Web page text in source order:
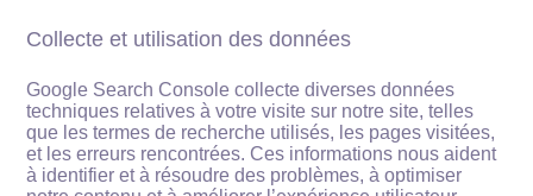
Collecte et utilisation des données
Google Search Console collecte diverses données
techniques relatives à votre visite sur notre site, telles
que les termes de recherche utilisés, les pages visitées,
et les erreurs rencontrées. Ces informations nous aident
à identifier et à résoudre des problèmes, à optimiser